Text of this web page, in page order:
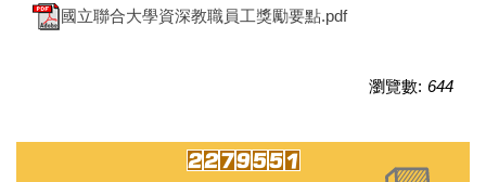
國立聯合大學資深教職員工獎勵要點.pdf
瀏覽數: 644